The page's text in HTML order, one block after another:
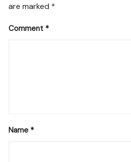
are marked *
Comment *
Name *